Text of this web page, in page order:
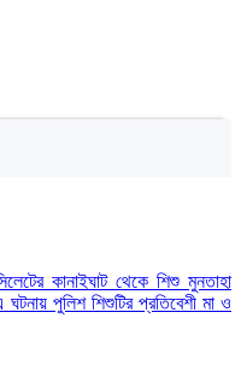
কানাইঘাট থেকে শিশু মুনতাহা
পুলিশ শিশুটির প্রতিবেশী মা ও